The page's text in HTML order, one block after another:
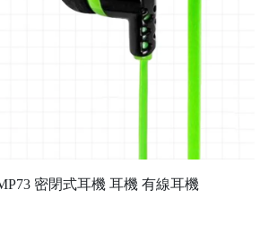
密閉式耳機 耳機 有線耳機